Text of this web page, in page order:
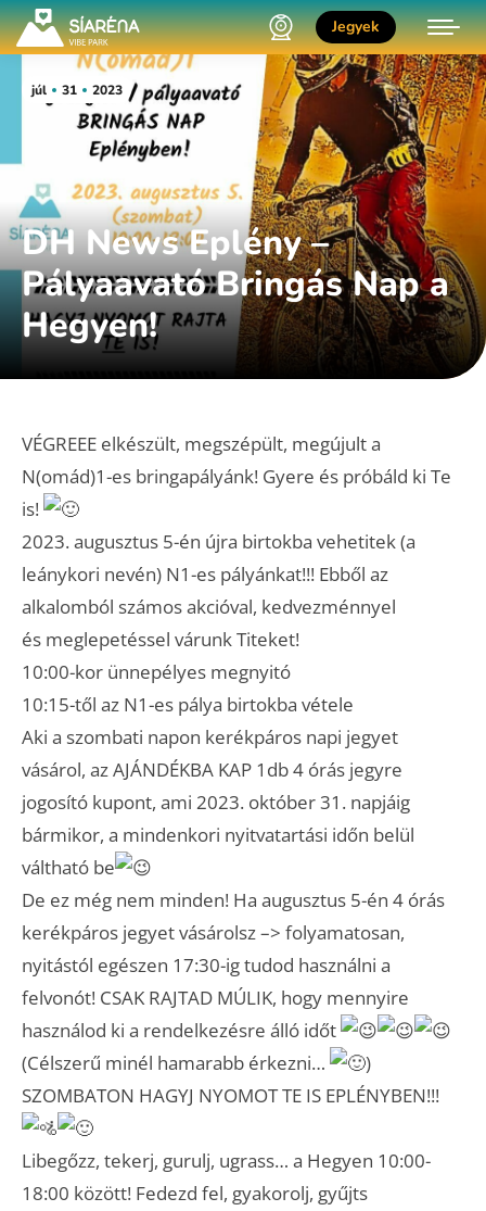
Jegyek
DH News Eplény –
Pályaavató Bringás Nap a
Hegyen!
júl 31 2023
VÉGREEE elkészült, megszépült, megújult a
N(omád)1-es bringapályánk! Gyere és próbáld ki Te
is!
2023. augusztus 5-én újra birtokba vehetitek (a
leánykori nevén) N1-es pályánkat!!! Ebből az
alkalomból számos akcióval, kedvezménnyel
és meglepetéssel várunk Titeket!
10:00-kor ünnepélyes megnyitó
10:15-től az N1-es pálya birtokba vétele
Aki a szombati napon kerékpáros napi jegyet
vásárol, az AJÁNDÉKBA KAP 1db 4 órás jegyre
jogosító kupont, ami 2023. október 31. napjáig
bármikor, a mindenkori nyitvatartási időn belül
váltható be
De ez még nem minden! Ha augusztus 5-én 4 órás
kerékpáros jegyet vásárolsz –> folyamatosan,
nyitástól egészen 17:30-ig tudod használni a
felvonót! CSAK RAJTAD MÚLIK, hogy mennyire
használod ki a rendelkezésre álló időt
(Célszerű minél hamarabb érkezni…
)
SZOMBATON HAGYJ NYOMOT TE IS EPLÉNYBEN!!!
Libegőzz, tekerj, gurulj, ugrass… a Hegyen 10:00-
18:00 között! Fedezd fel, gyakorolj, gyűjts